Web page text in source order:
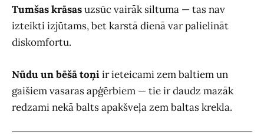
Tumšas krāsasuzsūc vairāk siltuma — tas nav
izteikti izjūtams, bet karstā dienā var palielināt
diskomfortu.
Nūdu un bēšā toņiir ieteicami zem baltiem un
gaišiem vasaras apģērbiem — tie ir daudz mazāk
redzami nekā balts apakšveļa zem baltas krekla.